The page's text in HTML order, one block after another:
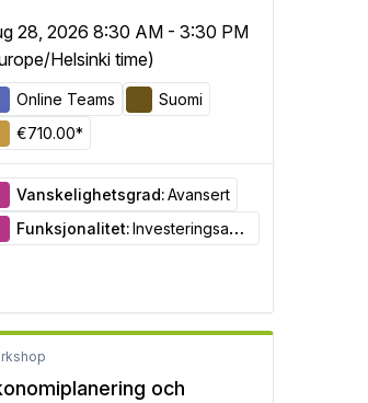
28, 2026 8:30 AM - 3:30 PM
Helsinki time)
Online Teams
Suomi
€710.00*
Vanskelighetsgrad:Avansert
Funksjonalitet:Investeringsanalyse
och